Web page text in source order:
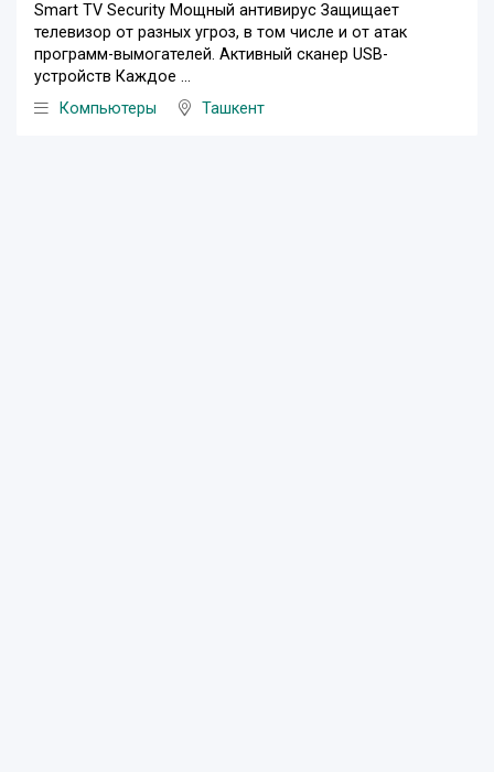
Smart TV Security Мощный антивирус Защищает
телевизор от разных угроз, в том числе и от атак
программ-вымогателей. Активный сканер USB-
устройств Каждое ...
Компьютеры
Ташкент